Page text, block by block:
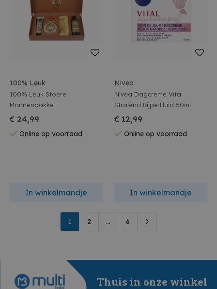
100% Leuk
100% Leuk Stoere
Mannenpakket
€ 24,99
Online op voorraad
In winkelmandje
Nivea
Nivea Dagcreme Vital
Stralend Rijpe Huid 50ml
€ 12,99
Online op voorraad
In winkelmandje
1 2 ... 6
Thuis in onze winkel